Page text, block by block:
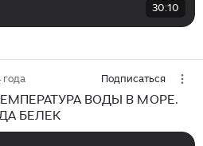
30:10
года Подписаться
ВОДЫ В МОРЕ.
БЕЛЕК